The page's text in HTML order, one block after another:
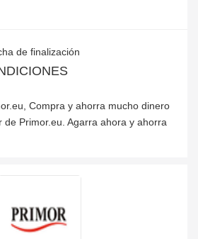
de finalización
Compra y ahorra mucho dinero
Primor.eu. Agarra ahora y ahorra